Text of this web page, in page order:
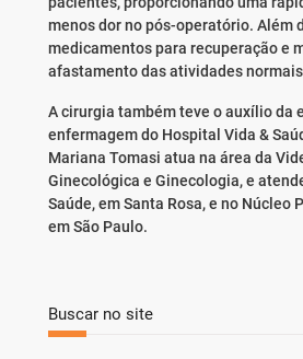
menos dor no pós-operatório. Além
medicamentos para recuperação e
afastamento das atividades
A cirurgia também teve o auxílio da
enfermagem do Hospital Vida &
Mariana Tomasi atua na área da
Ginecológica e Ginecologia, e
Saúde, em Santa Rosa, e no Núcleo
em São Paulo.
Buscar no site